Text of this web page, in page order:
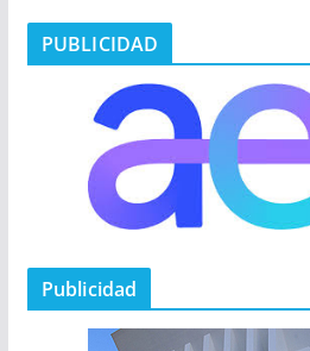
PUBLICIDAD
Publicidad